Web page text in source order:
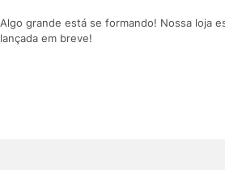
Algo grande está se formando! Nossa loja
lançada em breve!